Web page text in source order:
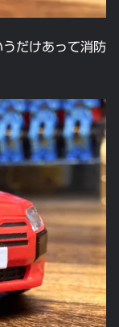
だけあって消防